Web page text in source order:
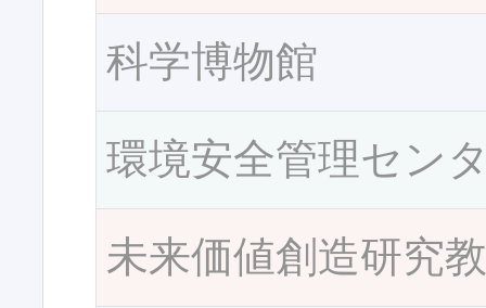
科学博物館
環境安全管理セン
未来価値創造研究